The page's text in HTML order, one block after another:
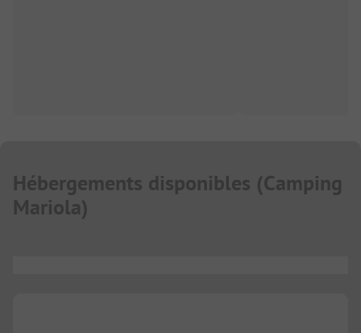
Hébergements disponibles (Camping
Mariola)